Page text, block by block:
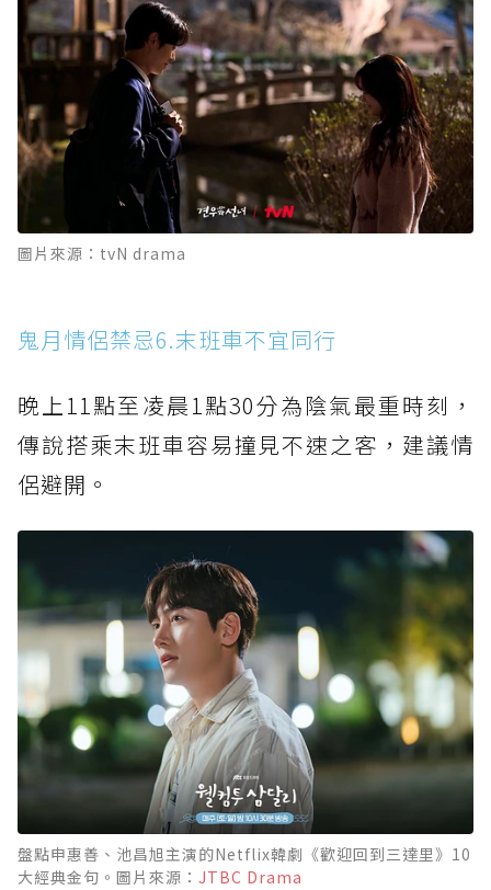
圖片來源：tvN drama
鬼月情侶禁忌6.末班車不宜同行
晚上11點至凌晨1點30分為陰氣最重時刻，
傳說搭乘末班車容易撞見不速之客，建議情
侶避開。
盤點申惠善、池昌旭主演的Netflix韓劇《歡迎回到三達里》10
大經典金句。圖片來源： JTBC Drama